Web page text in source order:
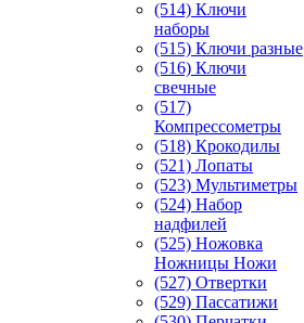
(514) Ключи
наборы
(515) Ключи разные
(516) Ключи
свечные
(517)
Компрессометры
(518) Крокодилы
(521) Лопаты
(523) Мультиметры
(524) Набор
надфилей
(525) Ножовка
Ножницы Ножи
(527) Отвертки
(529) Пассатижи